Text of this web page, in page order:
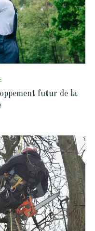
futur de la